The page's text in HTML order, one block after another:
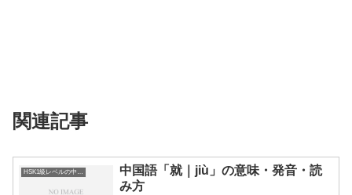
関連記事
中国語「就｜jiù」の意味・発音・読
み方